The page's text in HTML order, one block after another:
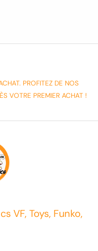
PROFITEZ DE NOS
VOTRE PREMIER ACHAT !
VF, Toys, Funko,